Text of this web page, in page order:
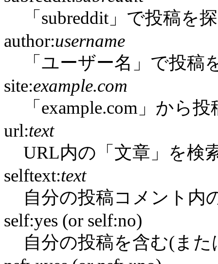
「subreddit」で投稿を
author:username
「ユーザー名」で投稿
site:example.com
「example.com」から
url:text
URL内の「文章」を検
selftext:text
自分の投稿コメント内
self:yes (or self:no)
自分の投稿を含む(ま